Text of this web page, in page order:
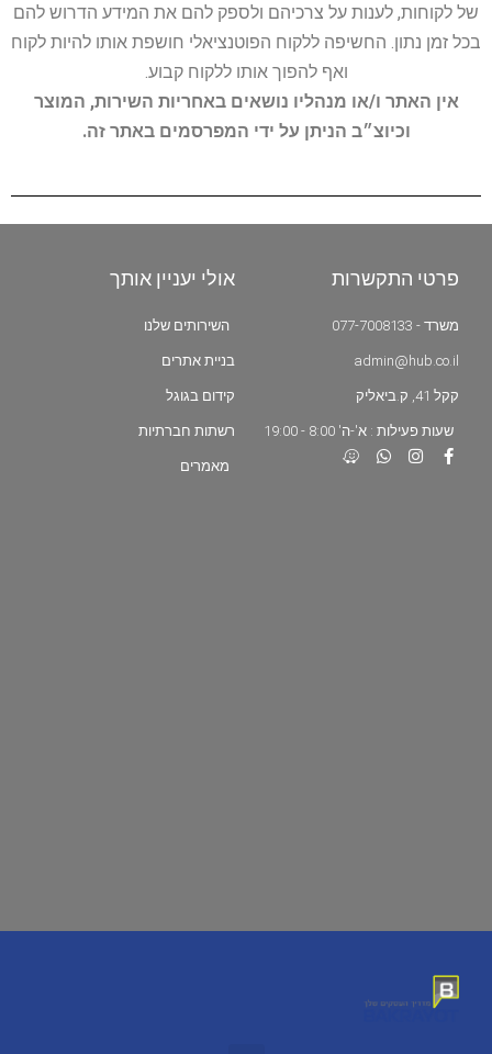
של לקוחות, לענות על צרכיהם ולספק להם את המידע הדרוש להם
בכל זמן נתון. החשיפה ללקוח הפוטנציאלי חושפת אותו להיות לקוח
ואף להפוך אותו ללקוח קבוע.
אין האתר ו/או מנהליו נושאים באחריות השירות, המוצר
וכיוצ״ב הניתן על ידי המפרסמים באתר זה.
פרטי התקשרות
משרד - 077-7008133
admin@hub.co.il
קקל 41, ק.ביאליק
שעות פעילות : א'-ה' 8:00 - 19:00
אולי יעניין אותך
השירותים שלנו
בניית אתרים
קידום בגוגל
רשתות חברתיות
מאמרים